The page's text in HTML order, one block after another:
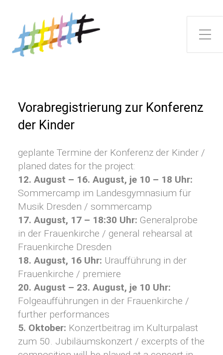
Toggle Side Menu
Vorabregistrierung zur Konferenz
der Kinder
geplante Termine der Konferenz der Kinder /
planed dates for the project:
12. August – 16. August, je 10 – 18 Uhr:
Sommercamp im Landesgymnasium für
Musik Dresden / sommercamp
17. August, 17 – 18:30 Uhr: Generalprobe
in der Frauenkirche / general rehearsal at
Frauenkirche Dresden
18. August, 16 Uhr: Uraufführung in der
Frauenkirche / premiere
20. August – 23. August, je 10 Uhr:
Folgeaufführungen in der Frauenkirche /
further performances
5. Oktober: Konzertbeitrag im Kulturpalast
zum 50. Jubiläumskonzert / excerpts of the